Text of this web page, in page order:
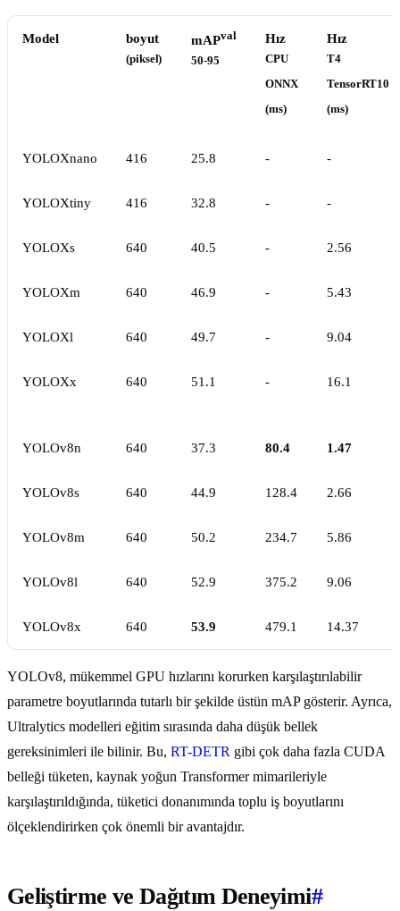
Model boyut
(piksel)
mAPval
50-95
Hız
CPU
ONNX
(ms)
Hız
T4
TensorRT10
(ms)
YOLOXnano 416 25.8 - -
YOLOXtiny 416 32.8 - -
YOLOXs 640 40.5 - 2.56
YOLOXm 640 46.9 - 5.43
YOLOXl 640 49.7 - 9.04
YOLOXx 640 51.1 - 16.1
YOLOv8n 640 37.3 80.4 1.47
YOLOv8s 640 44.9 128.4 2.66
YOLOv8m 640 50.2 234.7 5.86
YOLOv8l 640 52.9 375.2 9.06
YOLOv8x 640 53.9 479.1 14.37
YOLOv8, mükemmel GPU hızlarını korurken karşılaştırılabilir
parametre boyutlarında tutarlı bir şekilde üstün mAP gösterir. Ayrıca,
Ultralytics modelleri eğitim sırasında daha düşük bellek
gereksinimleri ile bilinir. Bu, RT-DETR gibi çok daha fazla CUDA
belleği tüketen, kaynak yoğun Transformer mimarileriyle
karşılaştırıldığında, tüketici donanımında toplu iş boyutlarını
ölçeklendirirken çok önemli bir avantajdır.
Geliştirme ve Dağıtım Deneyimi#